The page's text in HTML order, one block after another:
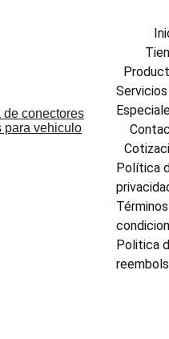
Servicios
Política
Politica